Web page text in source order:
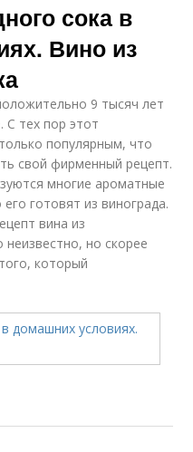
сока в
Вино из
9 тысяч лет
С тех пор этот
популярным, что
свой фирменный рецепт.
многие ароматные
готовят из винограда.
вина из
но скорее
который